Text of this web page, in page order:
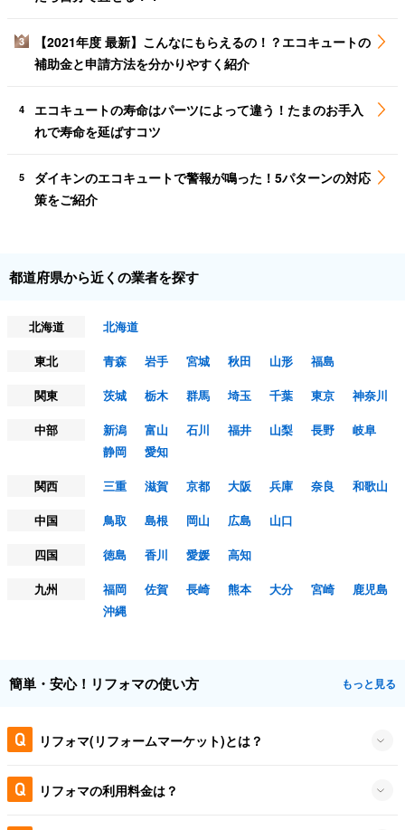
3
【2021年度 最新】こんなにもらえるの！？エコキュートの
補助金と申請方法を分かりやすく紹介
4
エコキュートの寿命はパーツによって違う！たまのお手入
れで寿命を延ばすコツ
5
ダイキンのエコキュートで警報が鳴った！5パターンの対応
策をご紹介
都道府県から近くの業者を探す
北海道
北海道
東北
青森 岩手 宮城 秋田 山形
福島
関東
茨城 栃木 群馬 埼玉 千葉 東京
神奈川
中部
新潟 富山 石川 福井 山梨 長野
岐阜
静岡
愛知
関西
三重 滋賀 京都 大阪 兵庫 奈良
和歌山
中国
鳥取 島根 岡山 広島
山口
四国
徳島 香川 愛媛
高知
九州
福岡 佐賀 長崎 熊本 大分 宮崎
鹿児島
沖縄
簡単・安心！リフォマの使い方 もっと見る
リフォマ(リフォームマーケット)とは？
リフォマの利用料金は？